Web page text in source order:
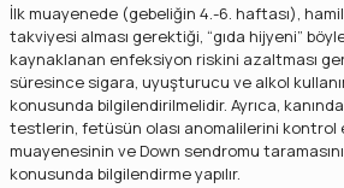
İlk muayenede (gebeliğin 4.-6. haftası),
takviyesi alması gerektiği, “gıda hijyeni”
kaynaklanan enfeksiyon riskini azaltması
süresince sigara, uyuşturucu ve alkol
konusunda bilgilendirilmelidir. Ayrıca,
testlerin, fetüsün olası anomalilerini kontrol
muayenesinin ve Down sendromu
konusunda bilgilendirme yapılır.